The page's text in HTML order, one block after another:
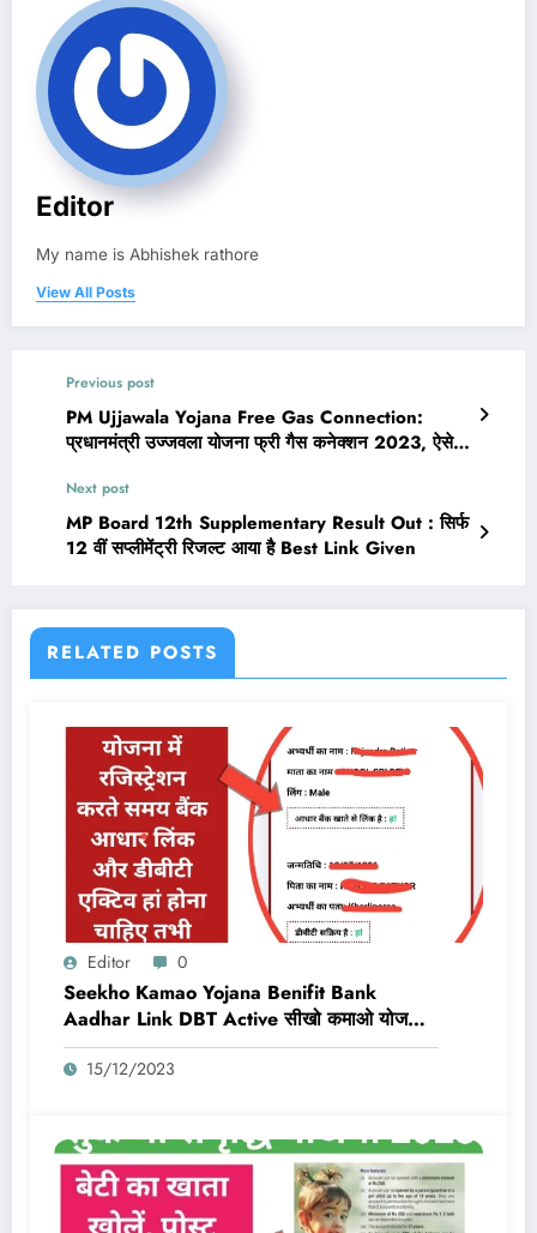
Editor
My name is Abhishek rathore
View All Posts
Previous post
PM Ujjawala Yojana Free Gas Connection:
प्रधानमंत्री उज्जवला योजना फ्री गैस कनेक्शन 2023, ऐसे
Next post
MP Board 12th Supplementary Result Out : सिर्फ
12 वीं सप्लीमेंट्री रिजल्ट आया है Best Link Given
RELATED POSTS
Editor 0
Seekho Kamao Yojana Benifit Bank
Aadhar Link DBT Active सीखो कमाओ योजना
का लाभ तभी मिलेगा 10,000 Rs जब बैंक डीबीटी
एक्टिव और आधार लिंक होगा
15/12/2023